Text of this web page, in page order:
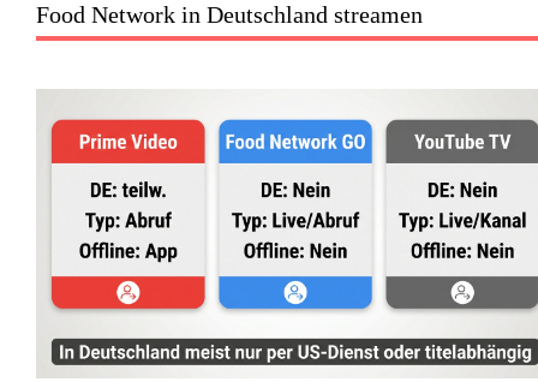
Food Network in Deutschland streamen